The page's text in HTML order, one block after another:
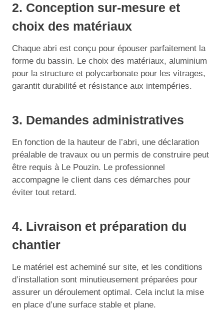
2. Conception sur-mesure et
choix des matériaux
Chaque abri est conçu pour épouser parfaitement la
forme du bassin. Le choix des matériaux, aluminium
pour la structure et polycarbonate pour les vitrages,
garantit durabilité et résistance aux intempéries.
3. Demandes administratives
En fonction de la hauteur de l’abri, une déclaration
préalable de travaux ou un permis de construire peut
être requis à Le Pouzin. Le professionnel
accompagne le client dans ces démarches pour
éviter tout retard.
4. Livraison et préparation du
chantier
Le matériel est acheminé sur site, et les conditions
d’installation sont minutieusement préparées pour
assurer un déroulement optimal. Cela inclut la mise
en place d’une surface stable et plane.